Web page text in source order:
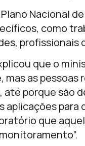
Nacional
como
profissionais
que o
mas as pessoas
até porque são
aplicações para
que